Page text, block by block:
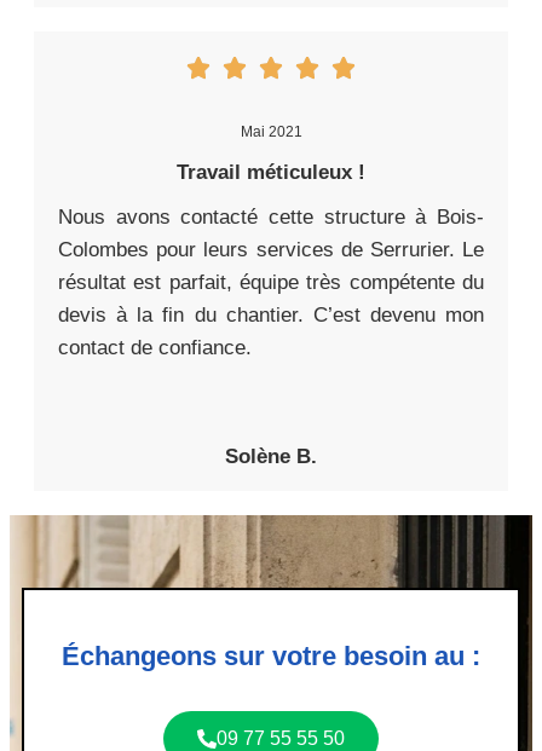
Mai 2021
Travail méticuleux !
Nous avons contacté cette structure à Bois-
Colombes pour leurs services de Serrurier. Le
résultat est parfait, équipe très compétente du
devis à la fin du chantier. C’est devenu mon
contact de confiance.
Solène B.
Échangeons sur votre besoin au :
09 77 55 55 50